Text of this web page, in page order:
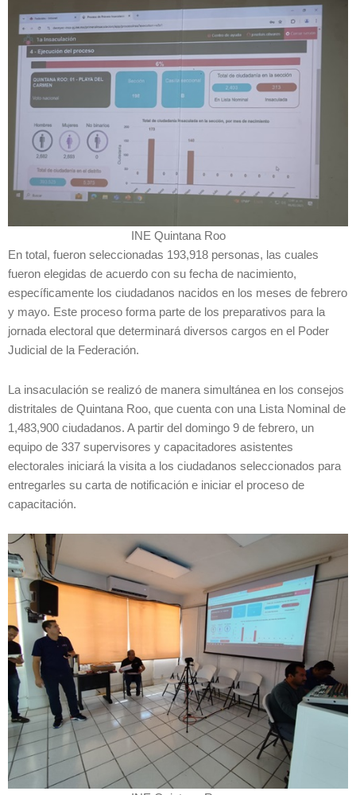
INE Quintana Roo
En total, fueron seleccionadas 193,918 personas, las cuales
fueron elegidas de acuerdo con su fecha de nacimiento,
específicamente los ciudadanos nacidos en los meses de febrero
y mayo. Este proceso forma parte de los preparativos para la
jornada electoral que determinará diversos cargos en el Poder
Judicial de la Federación.
La insaculación se realizó de manera simultánea en los consejos
distritales de Quintana Roo, que cuenta con una Lista Nominal de
1,483,900 ciudadanos. A partir del domingo 9 de febrero, un
equipo de 337 supervisores y capacitadores asistentes
electorales iniciará la visita a los ciudadanos seleccionados para
entregarles su carta de notificación e iniciar el proceso de
capacitación.